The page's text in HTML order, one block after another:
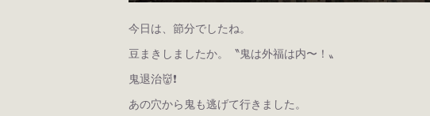
今日は、節分でしたね。
豆まきしましたか。〝鬼は外福は内〜！〟
鬼退治👹❗️
あの穴から鬼も逃げて行きました。